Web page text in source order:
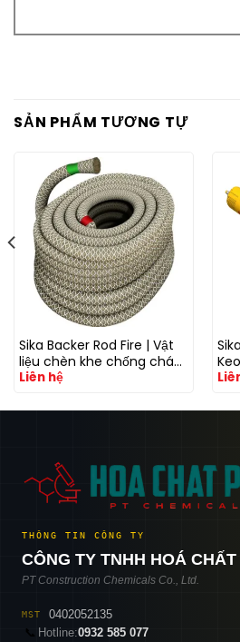
SẢN PHẨM TƯƠNG TỰ
Sika Backer Rod Fire | Vật
liệu chèn khe chống cháy
cho tường, sàn và kết cấu
Liên hệ
THÔNG TIN CÔNG TY
CÔNG TY TNHH HOÁ
PT Construction Chemicals Co., Ltd.
MST
0402052135
📞 Hotline:0932 585 077